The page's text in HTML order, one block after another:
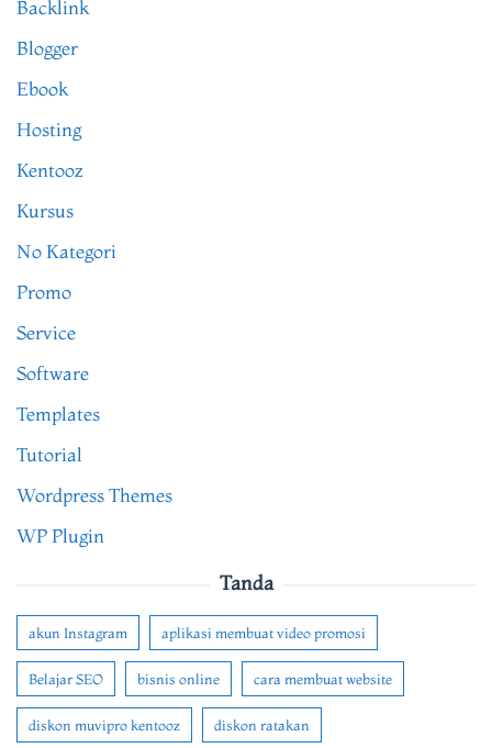
Backlink
Blogger
Ebook
Hosting
Kentooz
Kursus
No Kategori
Promo
Service
Software
Templates
Tutorial
Wordpress Themes
WP Plugin
Tanda
akun Instagram aplikasi membuat video promosi
Belajar SEO bisnis online cara membuat website
diskon muvipro kentooz diskon ratakan